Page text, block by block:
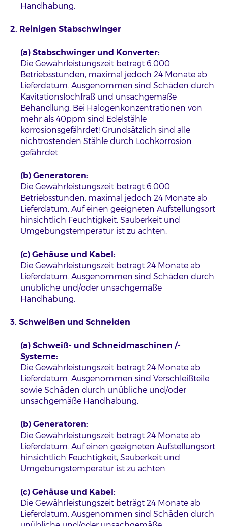
Handhabung.
2. Reinigen Stabschwinger
(a) Stabschwinger und Konverter:
Die Gewährleistungszeit beträgt 6.000
Betriebsstunden, maximal jedoch 24 Monate ab
Lieferdatum. Ausgenommen sind Schäden durch
Kavitationslochfraß und unsachgemäße
Behandlung. Bei Halogenkonzentrationen von
mehr als 40ppm sind Edelstähle
korrosionsgefährdet! Grundsätzlich sind alle
nichtrostenden Stähle durch Lochkorrosion
gefährdet.
(b) Generatoren:
Die Gewährleistungszeit beträgt 6.000
Betriebsstunden, maximal jedoch 24 Monate ab
Lieferdatum. Auf einen geeigneten Aufstellungsort
hinsichtlich Feuchtigkeit, Sauberkeit und
Umgebungstemperatur ist zu achten.
(c) Gehäuse und Kabel:
Die Gewährleistungszeit beträgt 24 Monate ab
Lieferdatum. Ausgenommen sind Schäden durch
unübliche und/oder unsachgemäße
Handhabung.
3. Schweißen und Schneiden
(a) Schweiß- und Schneidmaschinen /-
Systeme:
Die Gewährleistungszeit beträgt 24 Monate ab
Lieferdatum. Ausgenommen sind Verschleißteile
sowie Schäden durch unübliche und/oder
unsachgemäße Handhabung.
(b) Generatoren:
Die Gewährleistungszeit beträgt 24 Monate ab
Lieferdatum. Auf einen geeigneten Aufstellungsort
hinsichtlich Feuchtigkeit, Sauberkeit und
Umgebungstemperatur ist zu achten.
(c) Gehäuse und Kabel:
Die Gewährleistungszeit beträgt 24 Monate ab
Lieferdatum. Ausgenommen sind Schäden durch